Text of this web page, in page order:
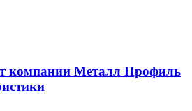
компании Металл Профиль